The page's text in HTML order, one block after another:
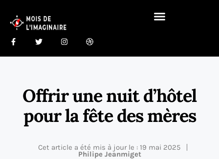
Offrir une nuit d’hôtel
pour la fête des mères
Cet article a été mis à jour le : 19 mai 2025
Philipe Jeanmiget